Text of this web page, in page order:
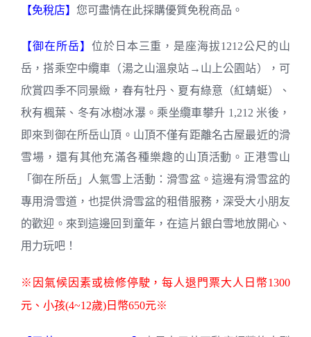
【免稅店】 您可盡情在此採購優質免稅商品。
【御在所岳】 位於日本三重，是座海拔1212公尺的山
岳，搭乘空中纜車（湯之山溫泉站→山上公園站），可
欣賞四季不同景緻，春有牡丹、夏有綠意（紅蜻蜓）、
秋有楓葉、冬有冰樹冰瀑。乘坐纜車攀升 1,212 米後，
即來到御在所岳山頂。山頂不僅有距離名古屋最近的滑
雪場，還有其他充滿各種樂趣的山頂活動。正港雪山
「御在所岳」人氣雪上活動：滑雪盆。這邊有滑雪盆的
專用滑雪道，也提供滑雪盆的租借服務，深受大小朋友
的歡迎。來到這邊回到童年，在這片銀白雪地放開心、
用力玩吧！
※因氣候因素或檢修停駛，每人退門票大人日幣1300
元、小孩(4~12歲)日幣650元※